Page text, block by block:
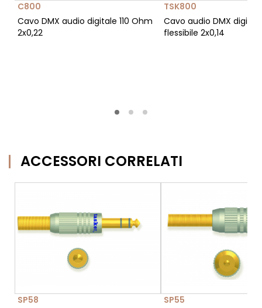
C800
Cavo DMX audio digitale 110 Ohm
2x0,22
TSK800
Cavo audio DMX
flessibile 2x0,14
ACCESSORI CORRELATI
SP58
SP55